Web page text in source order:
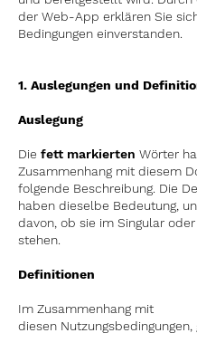
der Web-App erklären Sie
Bedingungen einverstanden.
1. Auslegungen und
Auslegung
Die fett markierten Wörter
Zusammenhang mit diesem
folgende Beschreibung. Die
haben dieselbe Bedeutung,
davon, ob sie im Singular
stehen.
Definitionen
Im Zusammenhang mit
diesen Nutzungsbedingungen,